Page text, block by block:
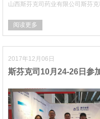
山西斯芬克司药业有限公司斯芬
阅读更多
2017年12月06日
斯芬克司10月24-26日参